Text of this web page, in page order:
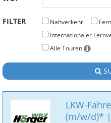
FILTER Nahverkehr
Internationaler
Alle Touren
LKW-
(m/w/d)* |